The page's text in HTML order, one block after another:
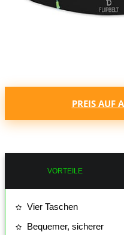
PREIS AUF
VORTEILE
Vier Taschen
Bequemer, sicherer